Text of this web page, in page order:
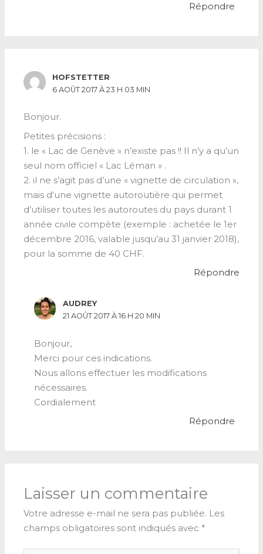
Répondre
HOFSTETTER
6 AOÛT 2017 À 23 H 03 MIN
Bonjour.
Petites précisions :
1. le « Lac de Genève » n’existe pas !! Il n’y a qu’un
seul nom officiel « Lac Léman » .
2. il ne s’agit pas d’une « vignette de circulation »,
mais d’une vignette autoroutière qui permet
d’utiliser toutes les autoroutes du pays durant 1
année civile compète (exemple : achetée le 1er
décembre 2016, valable jusqu’au 31 janvier 2018),
pour la somme de 40 CHF.
Répondre
AUDREY
21 AOÛT 2017 À 16 H 20 MIN
Bonjour,
Merci pour ces indications.
Nous allons effectuer les modifications
nécessaires.
Cordialement
Répondre
Laisser un commentaire
Votre adresse e-mail ne sera pas publiée. Les
champs obligatoires sont indiqués avec *